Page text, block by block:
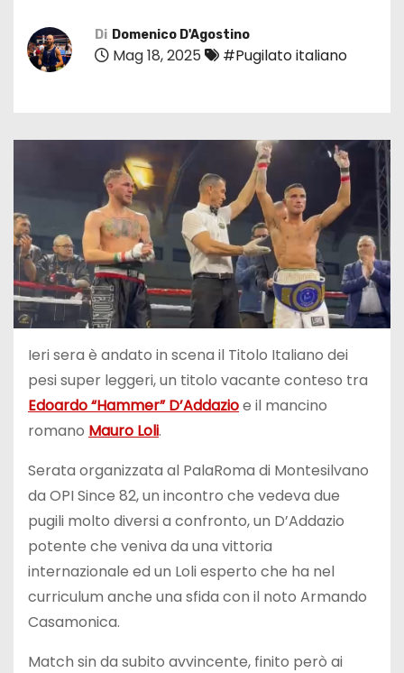
Di Domenico D'Agostino
Mag 18, 2025 #Pugilato italiano
Ieri sera è andato in scena il Titolo Italiano dei
pesi super leggeri, un titolo vacante conteso tra
Edoardo “Hammer” D’Addazioe il mancino
romano Mauro Loli.
Serata organizzata al PalaRoma di Montesilvano
da OPI Since 82, un incontro che vedeva due
pugili molto diversi a confronto, un D’Addazio
potente che veniva da una vittoria
internazionale ed un Loli esperto che ha nel
curriculum anche una sfida con il noto Armando
Casamonica.
Match sin da subito avvincente, finito però ai